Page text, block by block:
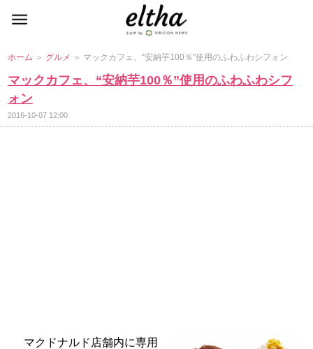
ホーム ＞ グルメ ＞ マックカフェ、“安納芋100％”使用のふわふわシフォン
マックカフェ、“安納芋100％”使用のふわふわシフ
ォン
2016-10-07 12:00
マクドナルド店舗内に専用